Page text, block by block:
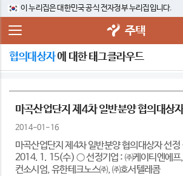
이 누리집은 대한민국 공식 전자정부 누리집입니다.
주택
협의대상자에 대한 태그클라우드
마곡산업단지 제4차 일반분양 협의대상
2014-01-16
마곡산업단지 제4차 일반분양 협의대상자 선
2014. 1. 15(수) ○ 선정기업 : ㈜케이티엔에
컨소시엄, 유한테크노스㈜, ㈜호서텔레콤